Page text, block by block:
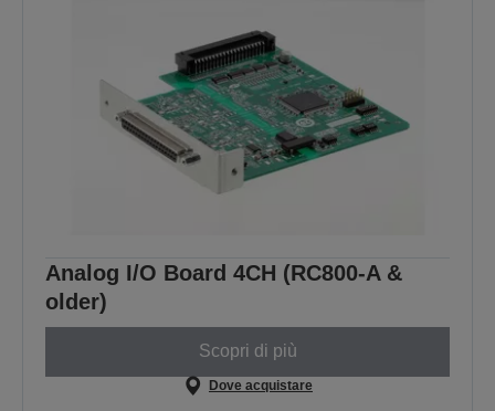
Analog I/O Board 4CH (RC800-A &
older)
Scopri di più
Dove acquistare